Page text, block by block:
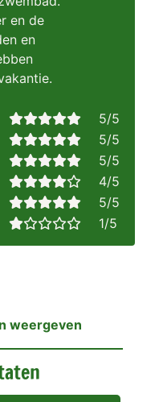
en de
en
5/5
5/5
5/5
4/5
5/5
1/5
weergeven